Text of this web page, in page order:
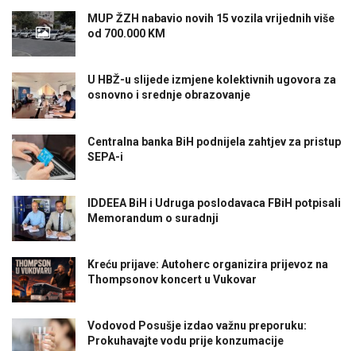
MUP ŽZH nabavio novih 15 vozila vrijednih više
od 700.000 KM
U HBŽ-u slijede izmjene kolektivnih ugovora za
osnovno i srednje obrazovanje
Centralna banka BiH podnijela zahtjev za pristup
SEPA-i
IDDEEA BiH i Udruga poslodavaca FBiH potpisali
Memorandum o suradnji
Kreću prijave: Autoherc organizira prijevoz na
Thompsonov koncert u Vukovar
Vodovod Posušje izdao važnu preporuku:
Prokuhavajte vodu prije konzumacije